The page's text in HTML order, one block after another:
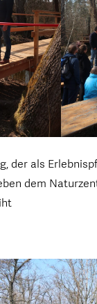
der als
dem